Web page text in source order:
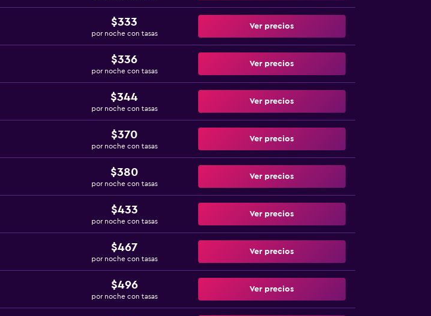
$333
por noche con tasas
Ver precios
$336
por noche con tasas
Ver precios
$344
por noche con tasas
Ver precios
$370
por noche con tasas
Ver precios
$380
por noche con tasas
Ver precios
$433
por noche con tasas
Ver precios
$467
por noche con tasas
Ver precios
$496
por noche con tasas
Ver precios